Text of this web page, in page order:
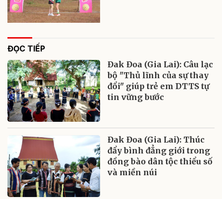
ĐỌC TIẾP
Đak Đoa (Gia Lai): Câu lạc
bộ "Thủ lĩnh của sự thay
đổi" giúp trẻ em DTTS tự
tin vững bước
Đak Đoa (Gia Lai): Thúc
đẩy bình đẳng giới trong
đồng bào dân tộc thiểu số
và miền núi